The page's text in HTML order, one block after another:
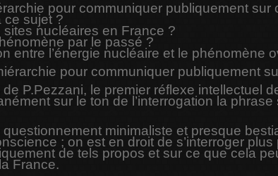
pour communiquer publiquement sur
ce sujet ?
sites nucléaires en France ?
par le passé ?
entre l’énergie nucléaire et le phénomène
pour communiquer publiquement
P.Pezzani, le premier réflexe intellectuel
sur le ton de l’interrogation la
minimaliste et presque
; on est en droit de s’interroger
de tels propos et sur ce que cela
France.